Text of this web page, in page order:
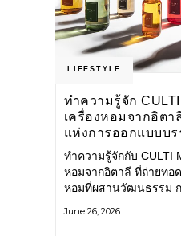
LIFESTYLE
ทำความรู้จัก
เครื่องหอมจากอิตา
แห่งการออกแบบบ
หอม ผสานสไตล์อัน
ทำความรู้จักกับ CULTI
หอมจากอิตาลี ที่ถ่ายทอ
หอมที่ผสานวัฒนธรรม
แบรนด์เครื่องหอมระดั
June 26, 2026